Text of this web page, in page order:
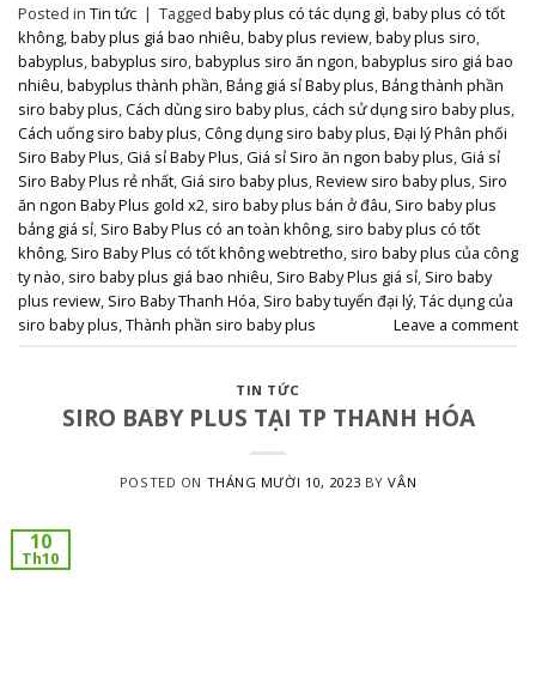
Posted in Tin tức | Tagged baby plus có tác dụng gì baby plus có tốt
không baby plus giá bao nhiêu baby plus review baby plus siro
babyplus babyplus siro babyplus siro ăn ngon babyplus siro giá bao
nhiêu babyplus thành phần Bảng giá sỉ Baby plus Bảng thành phần
siro baby plus Cách dùng siro baby plus cách sử dụng siro baby plus
Cách uống siro baby plus Công dụng siro baby plus Đại lý Phân phối
Siro Baby Plus Giá sỉ Baby Plus Giá sỉ Siro ăn ngon baby plus Giá sỉ
Siro Baby Plus rẻ nhất Giá siro baby plus Review siro baby plus Siro
ăn ngon Baby Plus gold x2 siro baby plus bán ở đâu Siro baby plus
bảng giá sỉ Siro Baby Plus có an toàn không siro baby plus có tốt
không Siro Baby Plus có tốt không webtretho siro baby plus của công
ty nào siro baby plus giá bao nhiêu Siro Baby Plus giá sỉ Siro baby
plus review Siro Baby Thanh Hóa Siro baby tuyển đại lý, Tác dụng của
siro baby plus Thành phần siro baby plus Leave a comment
TIN TỨC
SIRO BABY PLUS TẠI TP THANH HÓA
POSTED ON THÁNG MƯỜI 10, 2023 BYVÂN
10
Th10